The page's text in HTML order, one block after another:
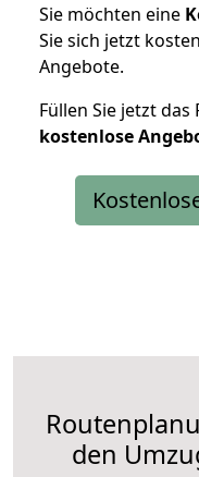
Sie möchten eine
Sie sich jetzt
Angebote.
Füllen Sie jetzt
kostenlose
den